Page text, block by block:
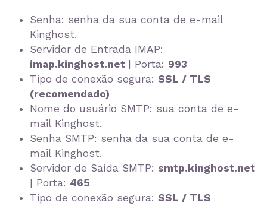
Senha: senha da sua conta de e-mail
Kinghost.
Servidor de Entrada IMAP:
imap.kinghost.net
| Porta: 993
Tipo de conexão segura: SSL / TLS
(recomendado)
Nome do usuário SMTP: sua conta de e-
mail Kinghost.
Senha SMTP: senha da sua conta de e-
mail Kinghost.
Servidor de Saída SMTP: smtp.kinghost.net
| Porta: 465
Tipo de conexão segura: SSL / TLS